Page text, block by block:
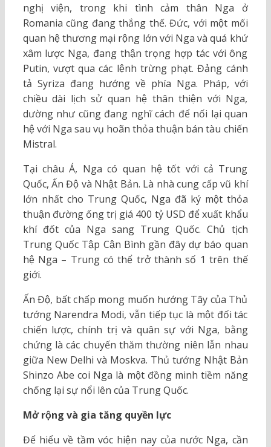
nghị viện, trong khi tình cảm thân Nga ở
Romania cũng đang thắng thế. Đức, với một mối
quan hệ thương mại rộng lớn với Nga và quá khứ
xâm lược Nga, đang thận trọng hợp tác với ông
Putin, vượt qua các lệnh trừng phạt. Đảng cánh
tả Syriza đang hướng về phía Nga. Pháp, với
chiều dài lịch sử quan hệ thân thiện với Nga,
dường như cũng đang nghĩ cách để nối lại quan
hệ với Nga sau vụ hoãn thỏa thuận bán tàu chiến
Mistral.
Tại châu Á, Nga có quan hệ tốt với cả Trung
Quốc, Ấn Độ và Nhật Bản. Là nhà cung cấp vũ khí
lớn nhất cho Trung Quốc, Nga đã ký một thỏa
thuận đường ống trị giá 400 tỷ USD để xuất khẩu
khí đốt của Nga sang Trung Quốc. Chủ tịch
Trung Quốc Tập Cận Bình gần đây dự báo quan
hệ Nga – Trung có thể trở thành số 1 trên thế
giới.
Ấn Độ, bất chấp mong muốn hướng Tây của Thủ
tướng Narendra Modi, vẫn tiếp tục là một đối tác
chiến lược, chính trị và quân sự với Nga, bằng
chứng là các chuyến thăm thường niên lẫn nhau
giữa New Delhi và Moskva. Thủ tướng Nhật Bản
Shinzo Abe coi Nga là một đồng minh tiềm năng
chống lại sự nổi lên của Trung Quốc.
Mở rộng và gia tăng quyền lực
Để hiểu về tầm vóc hiện nay của nước Nga, cần